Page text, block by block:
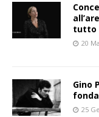
tutto
20
Gino
25